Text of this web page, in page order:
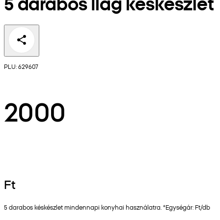
PLU: 629607
2000
Ft
5 darabos késkészlet mindennapi konyhai használatra. *Egységár: Ft/db